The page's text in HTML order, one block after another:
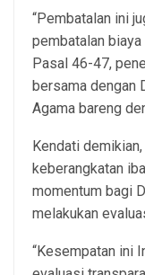
“Pembatalan ini
pembatalan biaya
Pasal 46-47,
bersama dengan
Agama bareng
Kendati
keberangkatan
momentum bagi
melakukan
“Kesempatan ini